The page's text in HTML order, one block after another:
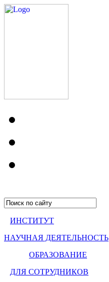
ИНСТИТУТ
НАУЧНАЯ ДЕЯТЕЛЬНОСТЬ
ОБРАЗОВАНИЕ
ДЛЯ СОТРУДНИКОВ